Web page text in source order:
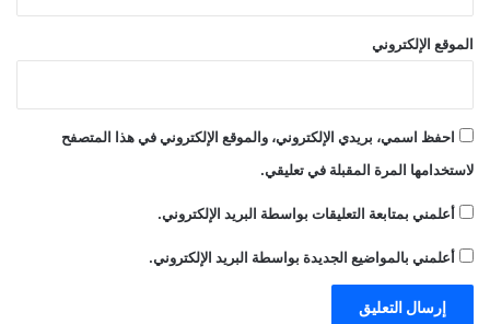
الموقع الإلكتروني
احفظ اسمي، بريدي الإلكتروني، والموقع الإلكتروني في هذا المتصفح
لاستخدامها المرة المقبلة في تعليقي.
أعلمني بمتابعة التعليقات بواسطة البريد الإلكتروني.
أعلمني بالمواضيع الجديدة بواسطة البريد الإلكتروني.